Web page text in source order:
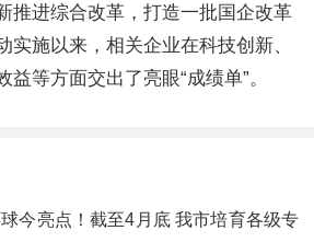
推进综合改革，打造一批国企改革
实施以来，相关企业在科技创新、
等方面交出了亮眼“成绩单”。
今亮点！截至4月底 我市培育各级专